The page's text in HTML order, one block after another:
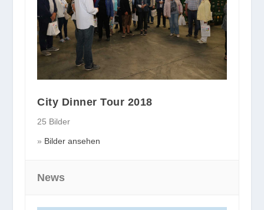
City Dinner Tour 2018
25 Bilder
Bilder ansehen
News